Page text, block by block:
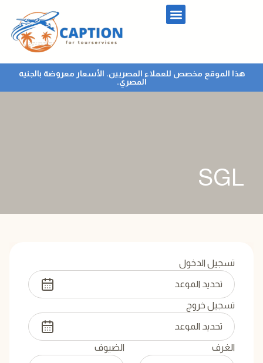
هذا الموقع مخصص للعملاء المصريين. الأسعار معروضة بالجنيه
المصري.
SGL
تسجيل الدخول
تسجيل خروج
الغرف الضيوف